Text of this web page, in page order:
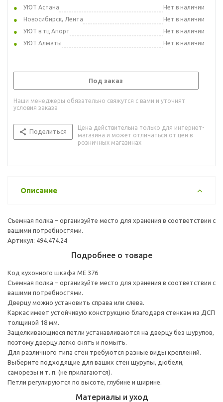
УЮТ Астана
Нет в наличии
Новосибирск, Лента
Нет в наличии
УЮТ в тц Апорт
Нет в наличии
УЮТ Алматы
Нет в наличии
Под заказ
Наши менеджеры обязательно свяжутся с вами и уточнят
условия заказа
Поделиться
Цена действительна только для интернет-
магазина и может отличаться от цен в
розничных магазинах
Описание
Съемная полка – организуйте место для хранения в соответствии с
вашими потребностями.
Артикул: 494.474.24
Подробнее о товаре
Код кухонного шкафа ME 376
Съемная полка – организуйте место для хранения в соответствии с
вашими потребностями.
Дверцу можно установить справа или слева.
Каркас имеет устойчивую конструкцию благодаря стенкам из ДСП
толщиной 18 мм.
Защелкивающиеся петли устанавливаются на дверцу без шурупов,
поэтому дверцу легко снять и помыть.
Для различного типа стен требуются разные виды креплений.
Выберите подходящие для ваших стен шурупы, дюбели,
саморезы и т. п. (не прилагаются).
Петли регулируются по высоте, глубине и ширине.
Материалы и уход